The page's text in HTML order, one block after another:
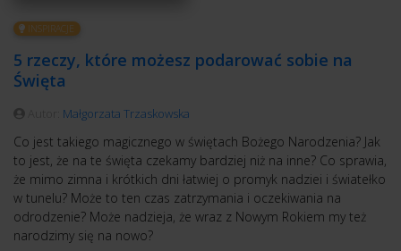
INSPIRACJE
5 rzeczy, które możesz podarować sobie na
Święta
Małgorzata Trzaskowska
Co jest takiego magicznego w świętach Bożego Narodzenia? Jak
to jest, że na te święta czekamy bardziej niż na inne? Co sprawia,
że mimo zimna i krótkich dni łatwiej o promyk nadziei i światełko
w tunelu? Może to ten czas zatrzymania i oczekiwania na
odrodzenie? Może nadzieja, że wraz z Nowym Rokiem my też
narodzimy się na nowo?